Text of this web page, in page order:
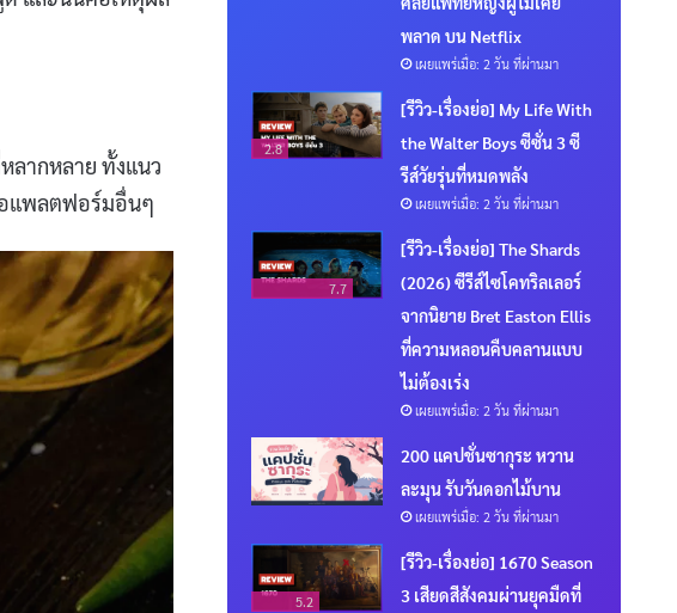
ลากหลาย ทั้งแนว
อแพลตฟอร์มอื่นๆ
พลาด บน Netflix
เผยแพร่เมื่อ: 2 วัน ที่ผ่านมา
2.8
[รีวิว-เรื่องย่อ] My Life With
the Walter Boys ซีซั่น 3 ซี
รีส์วัยรุ่นที่หมดพลัง
เผยแพร่เมื่อ: 2 วัน ที่ผ่านมา
7.7
[รีวิว-เรื่องย่อ] The Shards
(2026) ซีรีส์ไซโคทริลเลอร์
จากนิยาย Bret Easton Ellis
ที่ความหลอนคืบคลานแบบ
ไม่ต้องเร่ง
เผยแพร่เมื่อ: 2 วัน ที่ผ่านมา
200 แคปชั่นซากุระ หวาน
ละมุน รับวันดอกไม้บาน
เผยแพร่เมื่อ: 2 วัน ที่ผ่านมา
5.2
[รีวิว-เรื่องย่อ] 1670 Season
3 เสียดสีสังคมผ่านยุคมืดที่